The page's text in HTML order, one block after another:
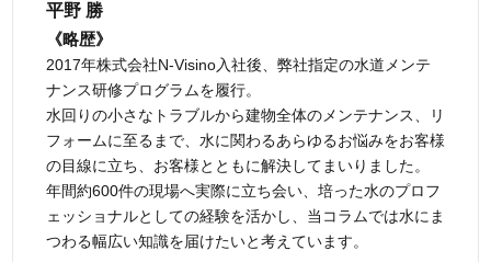
平野 勝
《略歴》
2017年株式会社N-Visino入社後、弊社指定の水道メンテ
ナンス研修プログラムを履行。
水回りの小さなトラブルから建物全体のメンテナンス、リ
フォームに至るまで、水に関わるあらゆるお悩みをお客様
の目線に立ち、お客様とともに解決してまいりました。
年間約600件の現場へ実際に立ち会い、培った水のプロフ
ェッショナルとしての経験を活かし、当コラムでは水にま
つわる幅広い知識を届けたいと考えています。